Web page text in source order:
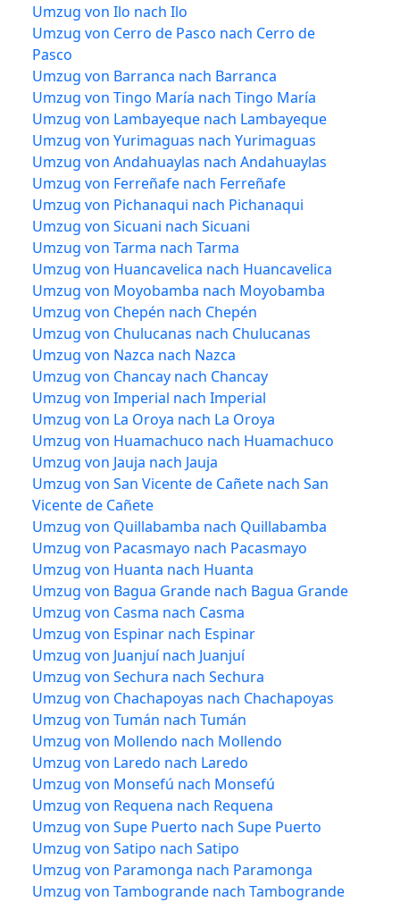
Umzug von Ilo nach Ilo
Umzug von Cerro de Pasco nach Cerro de
Pasco
Umzug von Barranca nach Barranca
Umzug von Tingo María nach Tingo María
Umzug von Lambayeque nach Lambayeque
Umzug von Yurimaguas nach Yurimaguas
Umzug von Andahuaylas nach Andahuaylas
Umzug von Ferreñafe nach Ferreñafe
Umzug von Pichanaqui nach Pichanaqui
Umzug von Sicuani nach Sicuani
Umzug von Tarma nach Tarma
Umzug von Huancavelica nach Huancavelica
Umzug von Moyobamba nach Moyobamba
Umzug von Chepén nach Chepén
Umzug von Chulucanas nach Chulucanas
Umzug von Nazca nach Nazca
Umzug von Chancay nach Chancay
Umzug von Imperial nach Imperial
Umzug von La Oroya nach La Oroya
Umzug von Huamachuco nach Huamachuco
Umzug von Jauja nach Jauja
Umzug von San Vicente de Cañete nach San
Vicente de Cañete
Umzug von Quillabamba nach Quillabamba
Umzug von Pacasmayo nach Pacasmayo
Umzug von Huanta nach Huanta
Umzug von Bagua Grande nach Bagua Grande
Umzug von Casma nach Casma
Umzug von Espinar nach Espinar
Umzug von Juanjuí nach Juanjuí
Umzug von Sechura nach Sechura
Umzug von Chachapoyas nach Chachapoyas
Umzug von Tumán nach Tumán
Umzug von Mollendo nach Mollendo
Umzug von Laredo nach Laredo
Umzug von Monsefú nach Monsefú
Umzug von Requena nach Requena
Umzug von Supe Puerto nach Supe Puerto
Umzug von Satipo nach Satipo
Umzug von Paramonga nach Paramonga
Umzug von Tambogrande nach Tambogrande